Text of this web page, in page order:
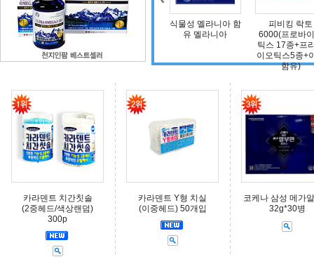
인트 보스 엠에스
엠(보스웰리아, 비
민D, 초록입홍합,
상어연골, 콜라겐)
식물성 멜라니아 함
유 멜라니아
피비킹 락토
6000(프로바이오
함유)
덴마크 구강유
카라덴트 치간칫솔
(2중헤드/색상랜덤)
300p
카라덴트 Y형 치실
(이중헤드) 50개입
코케나 삼성 메가
32g*30병